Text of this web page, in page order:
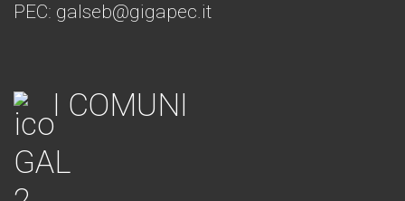
PEC: galseb@gigapec.it
I COMUNI